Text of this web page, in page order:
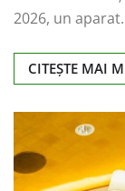
2026, un
CITEȘTE MAI